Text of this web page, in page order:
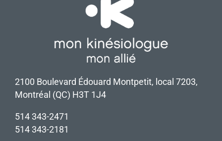
2100 Boulevard Édouard Montpetit, local 7203,
Montréal (QC) H3T 1J4
514 343-2471
514 343-2181